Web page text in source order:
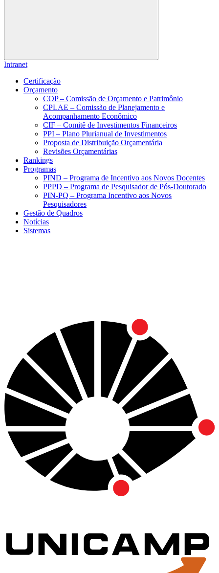
Buscar
Intranet
Certificação
Orçamento
COP – Comissão de Orçamento e Patrimônio
CPLAE – Comissão de Planejamento e
Acompanhamento Econômico
CIF – Comitê de Investimentos Financeiros
PPI – Plano Plurianual de Investimentos
Proposta de Distribuição Orçamentária
Revisões Orçamentárias
Rankings
Programas
PIND – Programa de Incentivo aos Novos Docentes
PPPD – Programa de Pesquisador de Pós-Doutorado
PIN-PQ – Programa Incentivo aos Novos
Pesquisadores
Gestão de Quadros
Notícias
Sistemas